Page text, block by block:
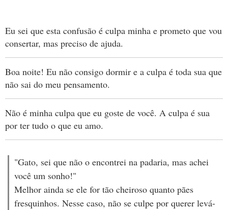
Eu sei que esta confusão é culpa minha e prometo que vou
consertar, mas preciso de ajuda.
Boa noite! Eu não consigo dormir e a culpa é toda sua que
não sai do meu pensamento.
Não é minha culpa que eu goste de você. A culpa é sua
por ter tudo o que eu amo.
"Gato, sei que não o encontrei na padaria, mas achei
você um sonho!"
Melhor ainda se ele for tão cheiroso quanto pães
fresquinhos. Nesse caso, não se culpe por querer levá-